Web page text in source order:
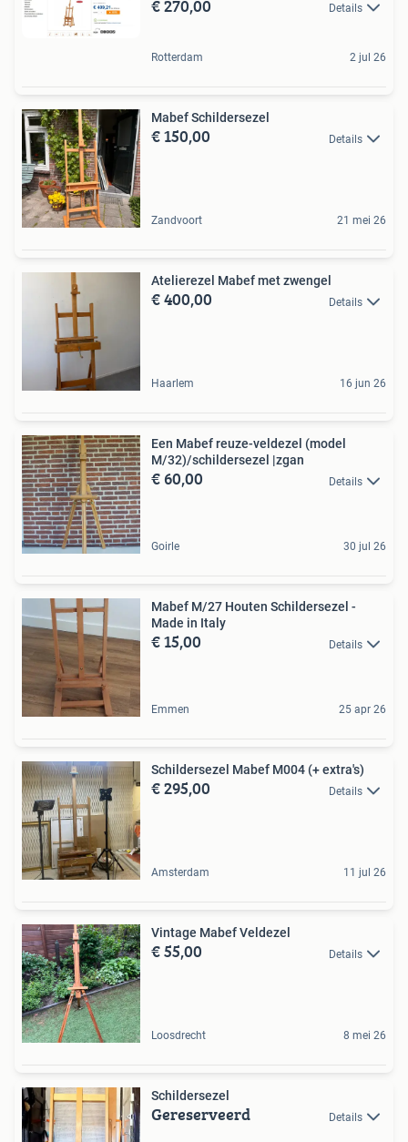
€ 270,00 Details
Rotterdam 2 jul 26
Mabef Schildersezel
€ 150,00 Details
Zandvoort 21 mei 26
Atelierezel Mabef met zwengel
€ 400,00 Details
Haarlem 16 jun 26
Een Mabef reuze-veldezel (model
M/32)/schildersezel |zgan
€ 60,00 Details
Goirle 30 jul 26
Mabef M/27 Houten Schildersezel -
Made in Italy
€ 15,00 Details
Emmen 25 apr 26
Schildersezel Mabef M004 (+ extra's)
€ 295,00 Details
Amsterdam 11 jul 26
Vintage Mabef Veldezel
€ 55,00 Details
Loosdrecht 8 mei 26
Schildersezel
Gereserveerd Details